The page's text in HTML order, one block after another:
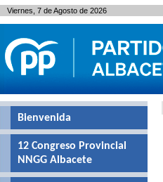
Bienvenida
12 Congreso Provincial
NNGG Albacete
Viernes, 7 de Agosto de 2026